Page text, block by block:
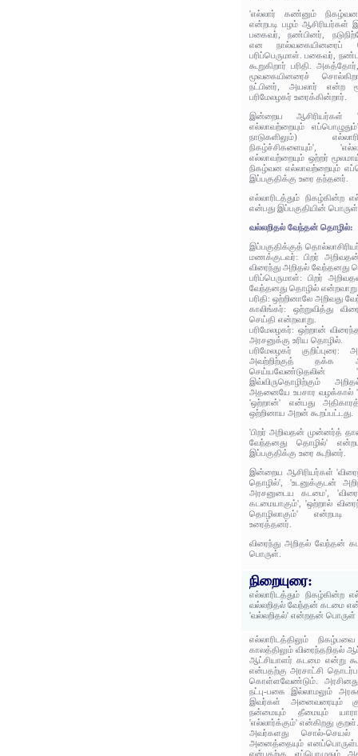
'எல்லார் கண்னும் நிகழ்வன
என்றபடி பழம் ஆசிரியர்கள்
பகைவர், நண்பினர்,
என நால்வகையினரைப்
பரிப்பெருமாள். பகைவர்,
கூறுகிறார் பரிதி.
மூவகையினரைச்
நட்பினர், அயலார் என்ற
பரிமேலழகர் உரைக்கின்றார்.
இன்றைய ஆசிரியர்கள்
எல்லாவற்றையும்
நாடுகளிலும்)
நிகழ்ச்சிகளையும்',
எல்லாவற்றையும் ஒற்றர்
நிகழ்வன எல்லாவற்றையும்
இப்பகுதிக்கு உரை தந்தனர்.
எல்லாரிடத்தும் நிகழ்கின்ற
என்பது இப்பகுதியின்
வல்லறிதல் வேந்தன் தொழில்:
இப்பகுதிக்குத்
மணக்குடவர்: பிறர்
விரைந்து அறிதல் வேந்தனது
பரிப்பெருமாள்: பிறர்
வேந்தனது தொழில்
பரிதி: ஒற்றினாலே அறிவது
காலிங்கர்: ஒற்றுவித்து
செய்தி என்றவாறு.
பரிமேலழகர்: ஒற்றான்
அரசனுக்கு உரிய தொழில்.
பரிமேலழகர்
அவற்றிற்குத் தக்க
செய்யவேண்டுதலின்
இவ்விருதொழிற்கும்
அதனையே உபசார வழக்கால்
'ஒற்றான்' என்பது
ஒற்றினாய அறன் கூறப்பட்டது.
'பிறர் அறிவதன் முன்னர்த்
வேந்தனது தொழில்'
இப்பகுதிக்கு உரை கூறினர்.
இன்றைய ஆசிரியர்கள்
தொழில்', 'உடனுக்குடன்
அரசனுடைய கடமை',
கடமையாகும்', 'ஒற்றால்
தொழிலாகும்' என்றபடி
உரைத்தனர்.
விரைந்து அறிதல் வேந்தன்
பொருள்.
நிறையுரை:
எல்லாரிடத்தும் நிகழ்கின்ற
வல்லறிதல் வேந்தன் கடமை
'வல்லறிதல்' என்றதன்
எல்லாரிடத்திலும்
காலத்திலும் விரைந்தறிதல்
ஆட்சியாளர் கடமை என்று
என்பதற்கு அரசாட்சி
கொள்ளவேண்டும்.
நட்பு-பகை இல்லாமலும்
இவர்கள் அனைவரையும்
நன்மையும் தீமையும்
'எல்லார்க்கும்' என்கிறது
அவர்களது சொல்-செயல்
அனைத்தையும்
என்பதற்கு எப்பொழுதும்